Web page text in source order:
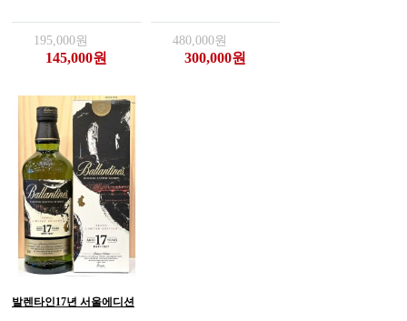
195,000원
145,000원
480,000원
300,000원
발렌타인17년 서울에디션